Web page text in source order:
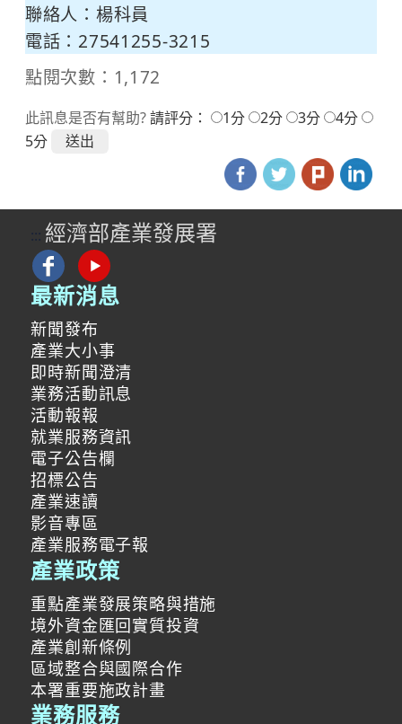
聯絡人：楊科員
電話：27541255-3215
點閱次數：1,172
此訊息是否有幫助?請評分： 1分 2分 3分
4分
5分
::: 經濟部產業發展署
最新消息
新聞發布
產業大小事
即時新聞澄清
業務活動訊息
活動報報
就業服務資訊
電子公告欄
招標公告
產業速讀
影音專區
產業服務電子報
產業政策
重點產業發展策略與措施
境外資金匯回實質投資
產業創新條例
區域整合與國際合作
本署重要施政計畫
業務服務